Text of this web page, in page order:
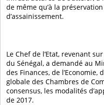
de même qu’à la
d’assainissement.
Le Chef de l’Etat, revenant
du Sénégal, a demandé au
des Finances, de l’Economie,
globale des Chambres de
consensus, les modalités
de 2017.